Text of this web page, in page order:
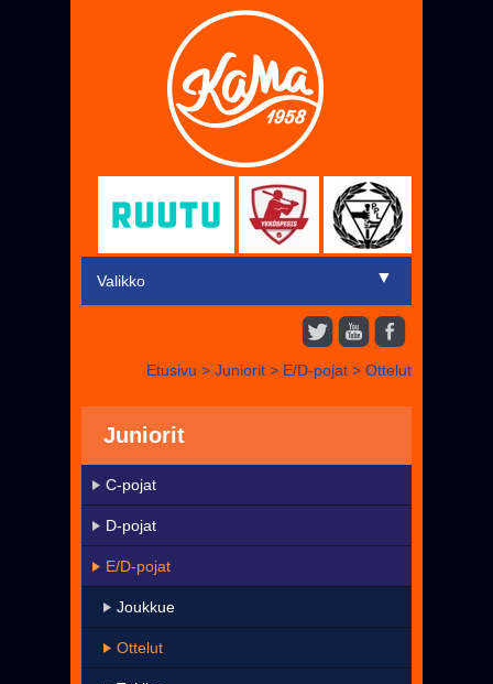
Valikko ▼
▼
KaMa-VIP
Yhteystiedot
Harrastetoiminta ▼
Uutiset
Etusivu > Juniorit > E/D-pojat > Ottelut
Juniorit
C-pojat
D-pojat
E/D-pojat
Joukkue
Ottelut